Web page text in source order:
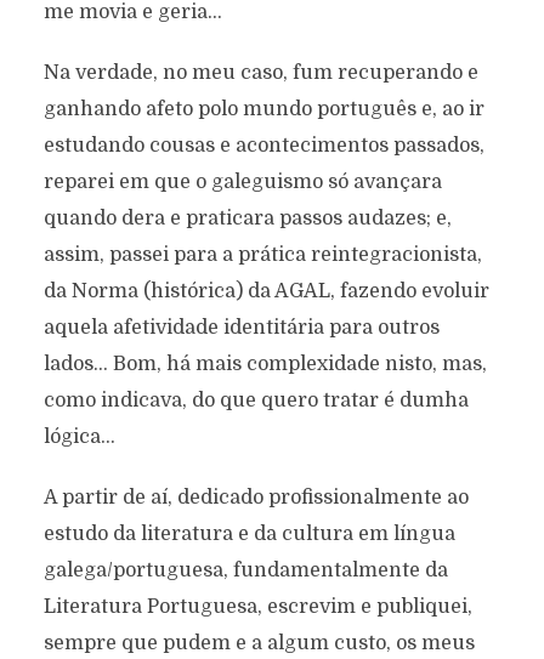
me movia e geria…
Na verdade, no meu caso, fum recuperando e
ganhando afeto polo mundo português e, ao ir
estudando cousas e acontecimentos passados,
reparei em que o galeguismo só avançara
quando dera e praticara passos audazes; e,
assim, passei para a prática reintegracionista,
da Norma (histórica) da AGAL, fazendo evoluir
aquela afetividade identitária para outros
lados… Bom, há mais complexidade nisto, mas,
como indicava, do que quero tratar é dumha
lógica…
A partir de aí, dedicado profissionalmente ao
estudo da literatura e da cultura em língua
galega/portuguesa, fundamentalmente da
Literatura Portuguesa, escrevim e publiquei,
sempre que pudem e a algum custo, os meus